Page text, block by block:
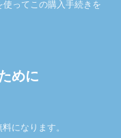
ってこの購入手続きを
めに
になります。